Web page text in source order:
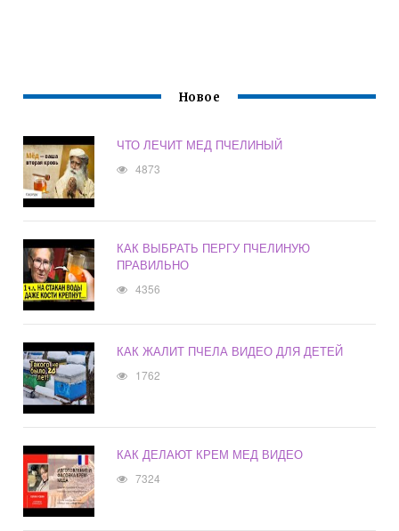
Новое
ЧТО ЛЕЧИТ МЕД ПЧЕЛИНЫЙ
4873
КАК ВЫБРАТЬ ПЕРГУ ПЧЕЛИНУЮ
ПРАВИЛЬНО
4356
КАК ЖАЛИТ ПЧЕЛА ВИДЕО ДЛЯ ДЕТЕЙ
1762
КАК ДЕЛАЮТ КРЕМ МЕД ВИДЕО
7324